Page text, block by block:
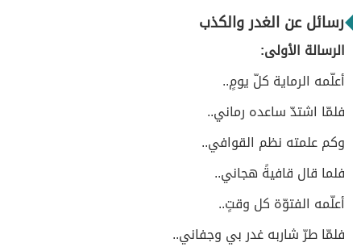
رسائل عن الغدر والكذب
الرسالة الأولى:
أعلّمه الرماية كلّ يومٍ..
فلمّا اشتدّ ساعده رماني..
وكم علمته نظم القوافي..
فلما قال قافيةً هجاني..
أعلّمه الفتوّة كل وقتٍ..
فلمّا طرّ شاربه غدر بي وجفاني..